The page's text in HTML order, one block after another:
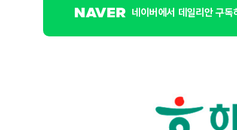
네이버에서 데일리안 구독